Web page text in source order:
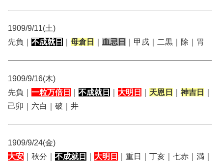
1909/9/11(土)
先負｜ 不成就日 母倉日 血忌日 ｜甲戌｜二黒｜除｜胃
1909/9/16(木)
先負｜ 一粒万倍日 不成就日 大明日 天恩日 神吉日
己卯｜六白｜破｜井
1909/9/24(金)
大安 ｜秋分｜ 不成就日 大明日
｜重日｜丁亥｜七赤｜満｜